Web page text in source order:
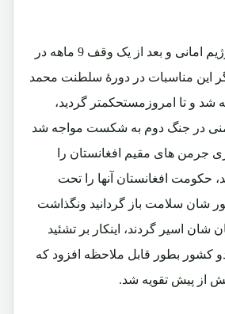
البته پس ازسقوط رژیم امانی و بعد از یک وقف 9 ماهه در
این مناسبات در دورۀ سلطنت محمد
شد و تا امروزمستحکمتر گردید،
در جنگ دوم به شکست مواجه شد
جرمن های مقیم افغانستان را
حکومت افغانستان آنها را تحت
شان سلامت باز گردانید ونگذاشت
شان اسیر گردند، اینکار بر تشئید
کشور بطور قابل ملاحظه افزود که
از پیش تقویه شد.